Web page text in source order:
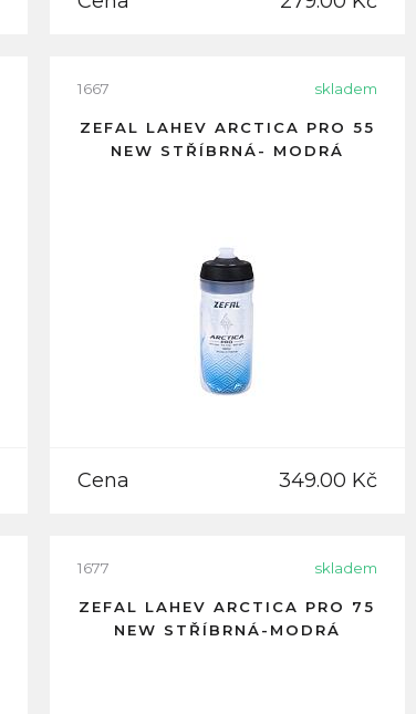
1667 skladem
ZEFAL LAHEV ARCTICA PRO 55
NEW STŘÍBRNÁ- MODRÁ
Cena 349.00 Kč
1677 skladem
ZEFAL LAHEV ARCTICA PRO 75
NEW STŘÍBRNÁ-MODRÁ